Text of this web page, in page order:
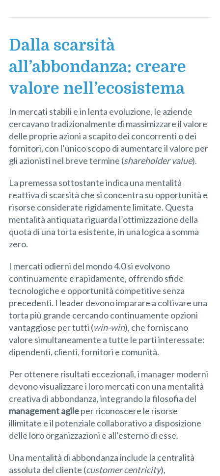
Dalla scarsità
all’abbondanza: creare
valore nell’ecosistema
In mercati stabili e in lenta evoluzione, le aziende
cercavano tradizionalmente di massimizzare il valore
delle proprie azioni a scapito dei concorrenti o dei
fornitori, con l’unico scopo di aumentare il valore per
gli azionisti nel breve termine (shareholder value).
La premessa sottostante indica una mentalità
reattiva di scarsità che si concentra su opportunità e
risorse considerate rigidamente limitate. Questa
mentalità antiquata riguarda l’ottimizzazione della
quota di una torta esistente, in una logica a somma
zero.
I mercati odierni del mondo 4.0 si evolvono
continuamente e rapidamente, offrendo sfide
tecnologiche e opportunità competitive senza
precedenti. I leader devono imparare a coltivare una
torta più grande cercando continuamente opzioni
vantaggiose per tutti (win-win), che forniscano
valore simultaneamente a tutte le parti interessate:
dipendenti, clienti, fornitori e comunità.
Per ottenere risultati eccezionali, i manager moderni
devono visualizzare i loro mercati con una mentalità
creativa di abbondanza, integrando la filosofia del
managementagileper riconoscere le risorse
illimitate e il potenziale collaborativo a disposizione
delle loro organizzazioni e all’esterno di esse.
Una mentalità di abbondanza include la centralità
assoluta del cliente (customer centricity),